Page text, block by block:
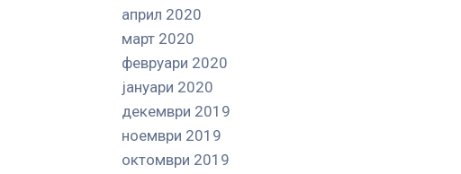
април 2020
март 2020
февруари 2020
јануари 2020
декември 2019
ноември 2019
октомври 2019